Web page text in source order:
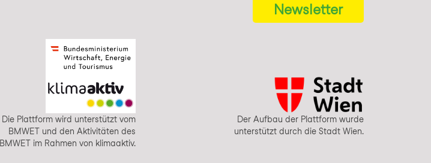
Newsletter
Die Plattform wird unterstützt vom
BMWET und den Aktivitäten des
BMWET im Rahmen von klimaaktiv.
Der Aufbau der Plattform wurde
unterstützt durch die Stadt Wien.